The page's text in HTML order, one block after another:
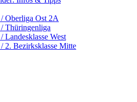
Oberliga Ost 2A
Thüringenliga
Landesklasse West
2. Bezirksklasse Mitte